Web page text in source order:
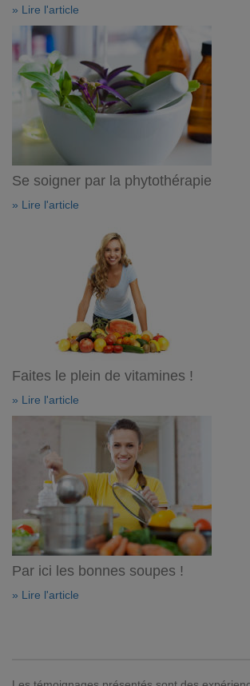
» Lire l'article
Se soigner par la phytothérapie
» Lire l'article
Faites le plein de vitamines !
» Lire l'article
Par ici les bonnes soupes !
» Lire l'article